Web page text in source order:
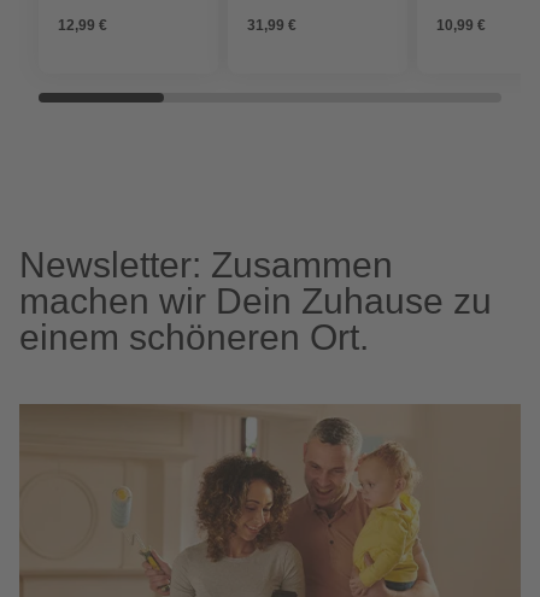
12,99 €
rostfr. extra lange
31,99 € 10,99 €
Newsletter: Zusammen
machen wir Dein Zuhause zu
einem schöneren Ort.